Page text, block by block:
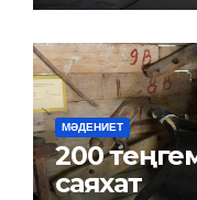
МӘДЕНИЕТ
200 теңгемен
саяхат